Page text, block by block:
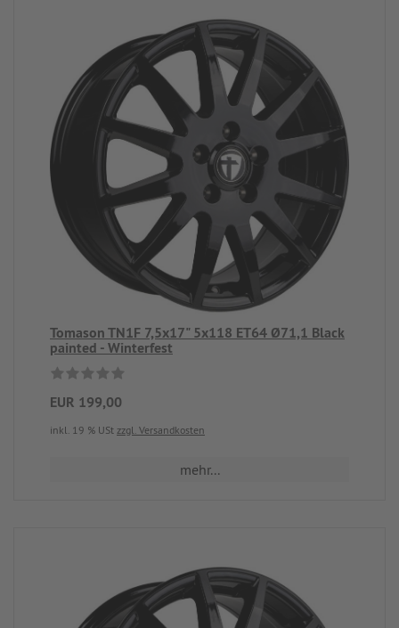
Tomason TN1F 7,5x17" 5x118 ET64 Ø71,1 Black
painted - Winterfest
EUR 199,00
inkl. 19 % USt zzgl. Versandkosten
mehr...